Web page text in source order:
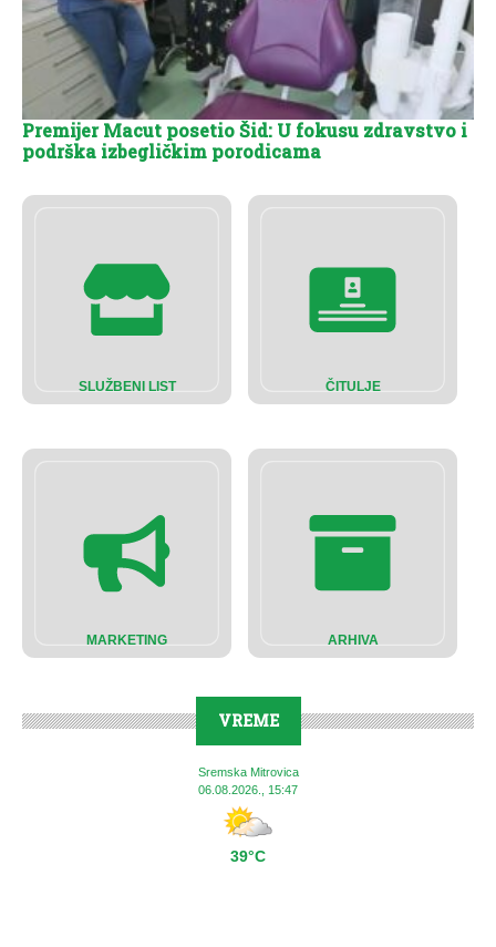
SLUŽBENI LIST ČITULJE
MARKETING ARHIVA
VREME
Sremska Mitrovica
06.08.2026., 15:47
39°C
Premijer Macut posetio Šid: U fokusu zdravstvo i
podrška izbegličkim porodicama